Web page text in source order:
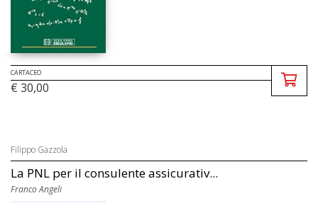
CARTACEO
€ 30,00
Filippo Gazzola
La PNL per il consulente assicurativ...
Franco Angeli